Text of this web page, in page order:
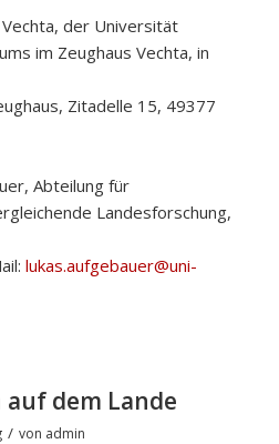
der Universität
im Zeughaus Vechta, in
Zitadelle 15, 49377
Abteilung für
Landesforschung,
lukas.aufgebauer@uni-
auf dem Lande
/ von admin